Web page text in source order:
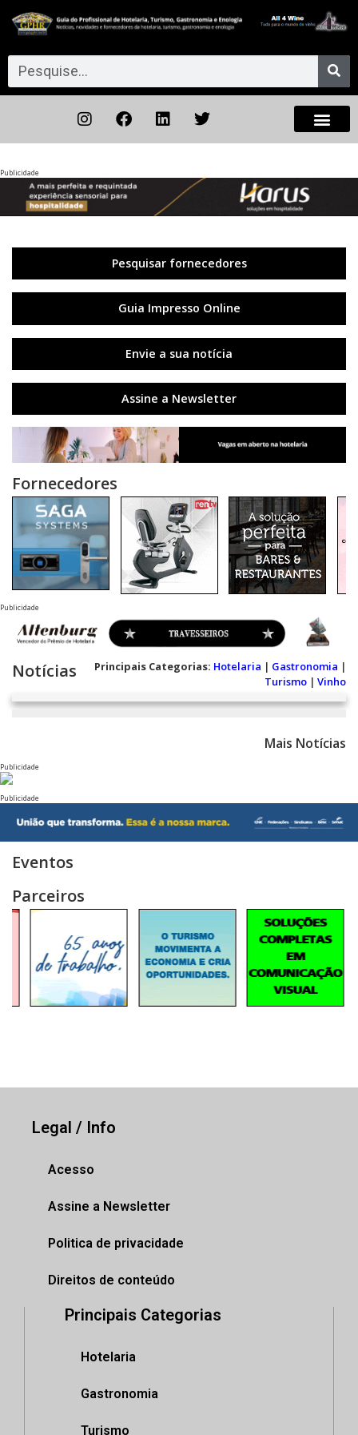
Publicidade
Pesquisar fornecedores
Guia Impresso Online
Envie a sua notícia
Assine a Newsletter
Fornecedores
Publicidade
Notícias Principais Categorias: Hotelaria | Gastronomia |
Turismo | Vinho
Mais Notícias
Publicidade
Publicidade
Eventos
Parceiros
Legal / Info
Acesso
Assine a Newsletter
Politica de privacidade
Direitos de conteúdo
Principais Categorias
Hotelaria
Gastronomia
Turismo